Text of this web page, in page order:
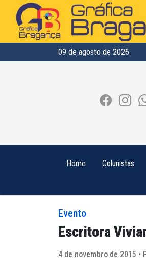
09 de agosto de 2026
Home Colunistas
Evento
Escritora
4 de novembro de 2015 •